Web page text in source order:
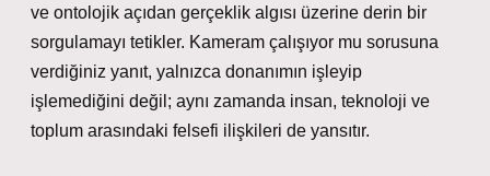
ve ontolojik açıdan gerçeklik algısı üzerine derin bir
sorgulamayı tetikler. Kameram çalışıyor mu sorusuna
verdiğiniz yanıt, yalnızca donanımın işleyip
işlemediğini değil; aynı zamanda insan, teknoloji ve
toplum arasındaki felsefi ilişkileri de yansıtır.